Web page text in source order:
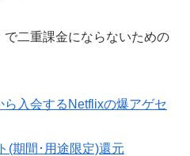
で二重課金にならないための
ら入会するNetflixの爆アゲセ
(期間･用途限定)還元